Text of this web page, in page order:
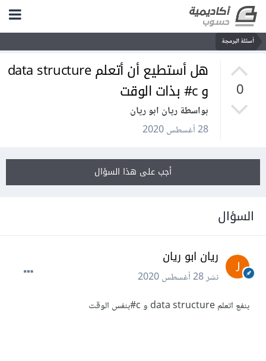
أسئلة البرمجة
0
هل أستطيع أن أتعلم data structure
و c# بذات الوقت
بواسطة ريان ابو ريان
28 أغسطس 2020
أجب على هذا السؤال
السؤال
ريان ابو ريان
نشر28 أغسطس 2020
بنفع اتعلم data structure و c#بنفس الوقت